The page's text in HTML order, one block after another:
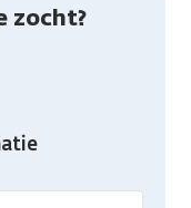
zocht?